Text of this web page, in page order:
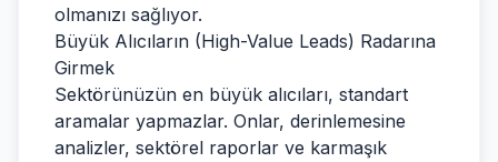
olmanızı sağlıyor.
Büyük Alıcıların (High-Value Leads) Radarına
Girmek
Sektörünüzün en büyük alıcıları, standart
aramalar yapmazlar. Onlar, derinlemesine
analizler, sektörel raporlar ve karmaşık